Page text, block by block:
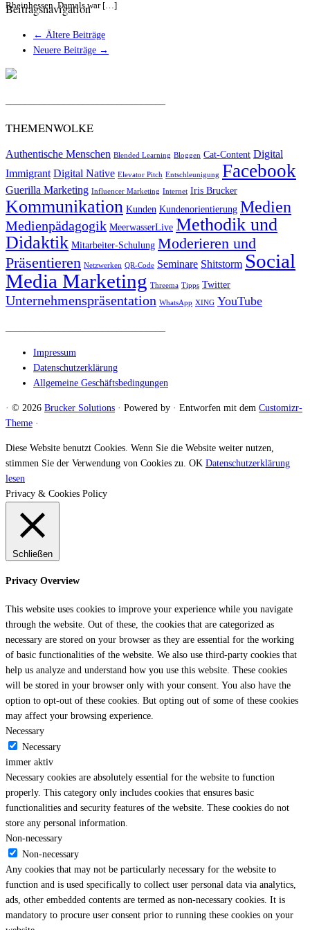
Rheinhessen. Damals war […]
Beitragsnavigation
← Ältere Beiträge
Neuere Beiträge →
THEMENWOLKE
Authentische Menschen Blended Learning Bloggen Cat-Content Digital
Immigrant Digital Native Elevator Pitch Entschleunigung Facebook
Guerilla Marketing Influencer Marketing Internet Iris Brucker
Kommunikation Kunden Kundenorientierung Medien
Medienpädagogik MeerwasserLive Methodik und
Didaktik Mitarbeiter-Schulung Moderieren und
Präsentieren Netzwerken QR-Code Seminare Shitstorm Social
Media Marketing Threema Tipps Twitter
Unternehmenspräsentation WhatsApp XING YouTube
Impressum
Datenschutzerklärung
Allgemeine Geschäftsbedingungen
· © 2026 Brucker Solutions · Powered by · Entworfen mit dem Customizr-
Theme ·
Diese Website benutzt Cookies. Wenn Sie die Website weiter nutzen,
stimmen Sie der Verwendung von Cookies zu. OK Datenschutzerklärung
lesen
Privacy & Cookies Policy
Schließen
Privacy Overview
This website uses cookies to improve your experience while you navigate
through the website. Out of these, the cookies that are categorized as
necessary are stored on your browser as they are essential for the working
of basic functionalities of the website. We also use third-party cookies that
help us analyze and understand how you use this website. These cookies
will be stored in your browser only with your consent. You also have the
option to opt-out of these cookies. But opting out of some of these cookies
may affect your browsing experience.
Necessary
Necessary
immer aktiv
Necessary cookies are absolutely essential for the website to function
properly. This category only includes cookies that ensures basic
functionalities and security features of the website. These cookies do not
store any personal information.
Non-necessary
Non-necessary
Any cookies that may not be particularly necessary for the website to
function and is used specifically to collect user personal data via analytics,
ads, other embedded contents are termed as non-necessary cookies. It is
mandatory to procure user consent prior to running these cookies on your